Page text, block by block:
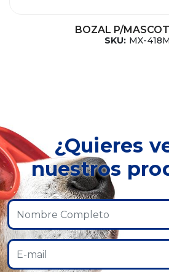
BOZAL P/
SKU: MX-418M
¿Quieres
nuestros